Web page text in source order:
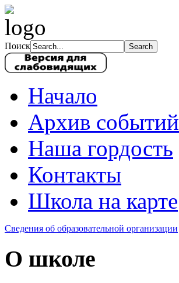
Поиск
Начало
Архив событий
Наша гордость
Контакты
Школа на карте
Сведения об образовательной организации
О школе